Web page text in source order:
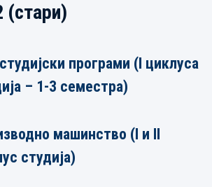
(стари)
програми (I циклуса
– 1-3 семестра)
машинство (I и II
студија)